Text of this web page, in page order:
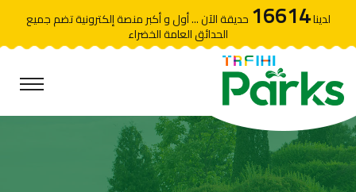
لدينا16614 حديقة الآن ... أول و أكبر منصة إلكترونية تضم جميع
الحدائق العامة الخضراء